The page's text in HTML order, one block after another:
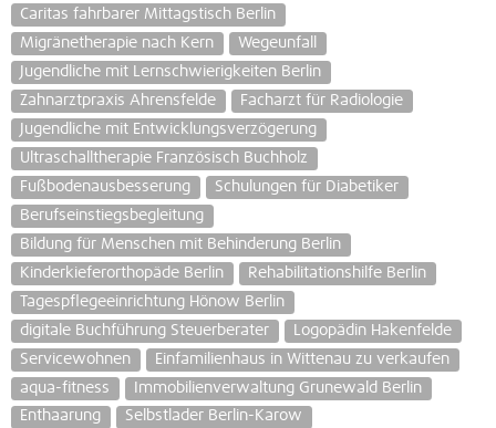
Caritas fahrbarer Mittagstisch Berlin
Migränetherapie nach Kern
Wegeunfall
Jugendliche mit Lernschwierigkeiten Berlin
Zahnarztpraxis Ahrensfelde
Facharzt für Radiologie
Jugendliche mit Entwicklungsverzögerung
Ultraschalltherapie Französisch Buchholz
Fußbodenausbesserung
Schulungen für Diabetiker
Berufseinstiegsbegleitung
Bildung für Menschen mit Behinderung Berlin
Kinderkieferorthopäde Berlin
Rehabilitationshilfe Berlin
Tagespflegeeinrichtung Hönow Berlin
digitale Buchführung Steuerberater
Logopädin Hakenfelde
Servicewohnen
Einfamilienhaus in Wittenau zu verkaufen
aqua-fitness
Immobilienverwaltung Grunewald Berlin
Enthaarung
Selbstlader Berlin-Karow